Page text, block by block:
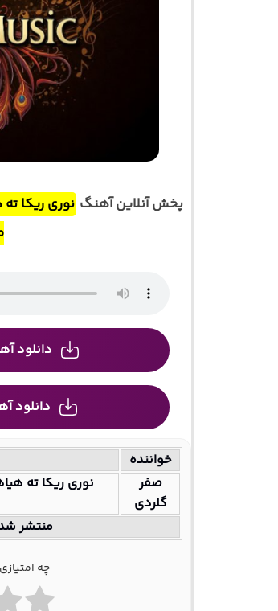
پخش آنلاین آهنگ نوری ریکا
دانلود
دانلود
خواننده
صفر
گلردی
نوری ریکا ته
منتشر
چه